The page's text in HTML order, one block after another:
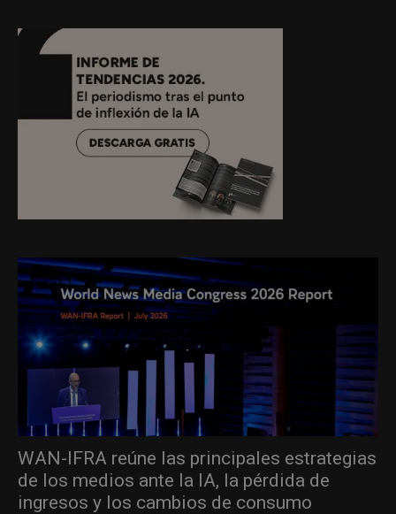
WAN-IFRA reúne las principales estrategias
de los medios ante la IA, la pérdida de
ingresos y los cambios de consumo